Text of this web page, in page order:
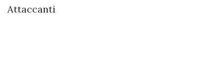
Attaccanti